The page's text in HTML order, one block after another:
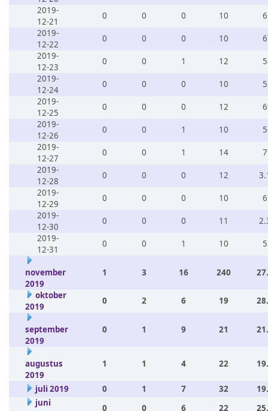
2019-
12-21
0 0 0 10
2019-
12-22
0 0 0 10
2019-
12-23
0 0 1 12
2019-
12-24
0 0 0 10
2019-
12-25
0 0 0 12
2019-
12-26
0 0 1 10
2019-
12-27
0 0 1 14
2019-
12-28
0 0 0 12
2019-
12-29
0 0 0 10
2019-
12-30
0 0 0 11
2019-
12-31
0 0 1 10
november
2019
1 3 16 240
oktober
2019
0 2 6 19
september
2019
0 1 9 21
augustus
2019
1 1 4 22
juli 2019 0 1 7 32
juni
0 0 6 22